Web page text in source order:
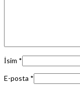
İsim *
E-posta *